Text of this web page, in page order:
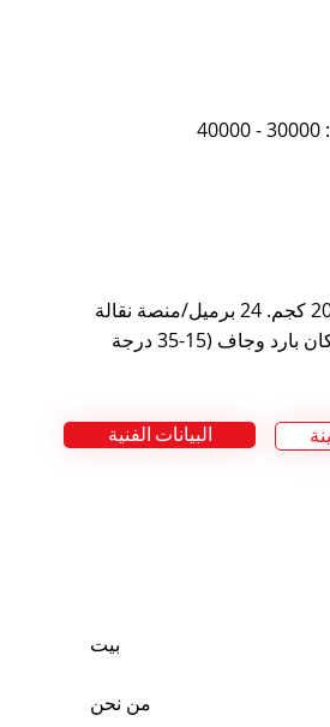
مدة الصلاحية 12 شهرًا، في العبوة الأصلية، في مكان بارد وجاف (15-35 درجة
البيانات الفنية
بيت
من نحن